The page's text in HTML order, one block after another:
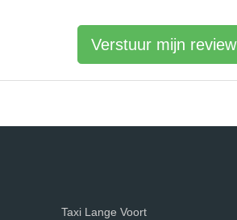
Verstuur mijn review
Taxi Lange Voort